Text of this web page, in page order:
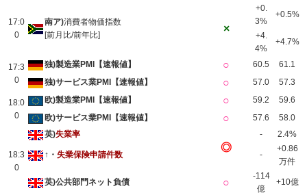
17:0
0
南ア)消費者物価指数
[前月比/前年比]
×
+0.
3%
+0.5%
+4.
4%
+4.7%
17:3
0
独)製造業PMI【速報値】 ○ 60.5
61.1
独)サービス業PMI【速報値】
○ 57.0 57.3
18:0
0
欧)製造業PMI【速報値】 ○ 59.2
59.6
欧)サービス業PMI【速報値】
○ 57.6 58.0
18:3
0
英)失業率
◎
- 2.4%
↑・ 失業保険申請件数 -
+0.86
万件
英)公共部門ネット負債 ○
-114
億
+10億